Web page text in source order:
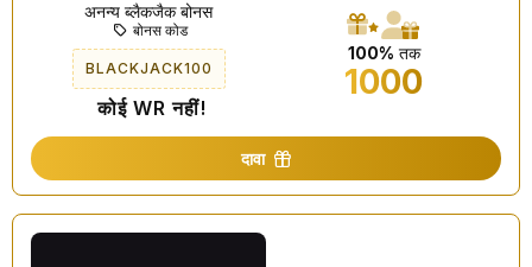
100% तक
1000
अनन्य ब्लैकजैक बोनस
बोनस कोड
BLACKJACK100
कोई WR नहीं!
दावा